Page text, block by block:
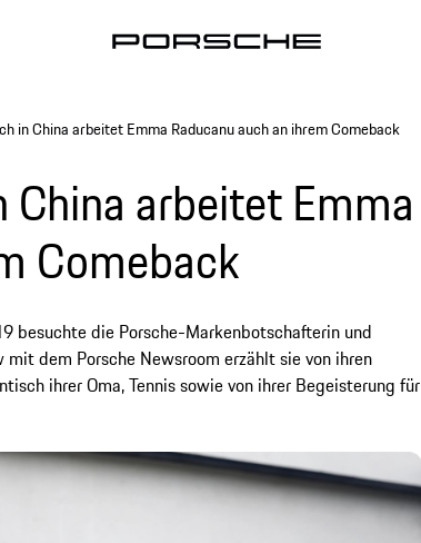
in China arbeitet Emma Raducanu auch an ihrem Comeback
arbeitet Emma
Comeback
besuchte die Porsche-Markenbotschafterin und
dem Porsche Newsroom erzählt sie von ihren
ihrer Oma, Tennis sowie von ihrer Begeisterung für